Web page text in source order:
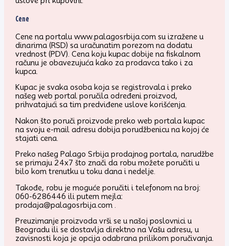
Cene
Cene na portalu www.palagosrbija.com su izražene u
dinarima (RSD) sa uračunatim porezom na dodatu
vrednost (PDV). Cena koju kupac dobije na fiskalnom
računu je obavezujuća kako za prodavca tako i za
kupca.
Kupac je svaka osoba koja se registrovala i preko
našeg web portal poručila određeni proizvod,
prihvatajući sa tim predviđene uslove korišćenja.
Nakon što poruči proizvode preko web portala kupac
na svoju e-mail adresu dobija porudžbenicu na kojoj će
stajati cena.
Preko našeg Palago Srbija prodajnog portala, narudžbe
se primaju 24x7 što znači da robu možete poručiti u
bilo kom trenutku u toku dana i nedelje.
Takođe, robu je moguće poručiti i telefonom na broj:
060-6286446 ili putem mejla:
prodaja@palagosrbija.com .
Preuzimanje proizvoda vrši se u našoj poslovnici u
Beogradu ili se dostavlja direktno na Vašu adresu, u
zavisnosti koja je opcija odabrana prilikom poručivanja.